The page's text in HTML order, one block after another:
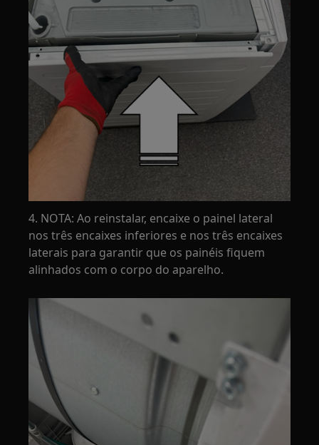
4. NOTA: Ao reinstalar, encaixe o painel lateral
nos três encaixes inferiores e nos três encaixes
laterais para garantir que os painéis fiquem
alinhados com o corpo do aparelho.